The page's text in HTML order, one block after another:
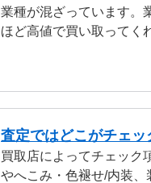
業種が混ざっています。
ほど高値で買い取ってく
査定ではどこがチェッ
買取店によってチェック
やへこみ・色褪せ/内装、